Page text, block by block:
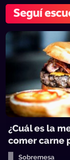
Seguí
¿Cuál es la
comer carne
Sobremesa